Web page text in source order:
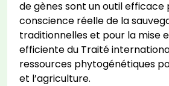
de gènes sont un outil efficace
conscience réelle de la
traditionnelles et pour la mise
efficiente du Traité
ressources phytogénétiques
et l’agriculture.